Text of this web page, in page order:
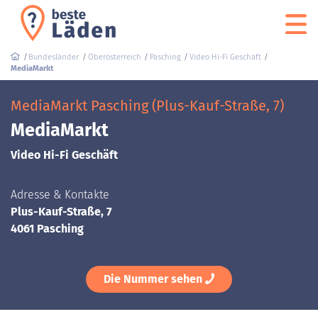
Bundesländer Oberösterreich Pasching
Video Hi-Fi Geschäft
MediaMarkt
MediaMarkt Pasching (Plus-Kauf-Straße, 7)
MediaMarkt
Video Hi-Fi Geschäft
Adresse & Kontakte
Plus-Kauf-Straße, 7
4061 Pasching
Die Nummer sehen